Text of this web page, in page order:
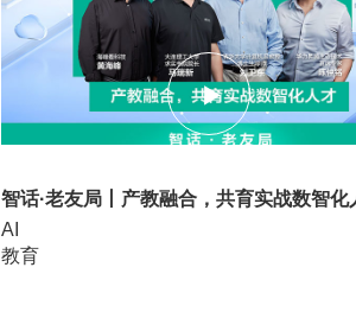
智话·老友局丨产教融合，共育实战数智化
AI
教育